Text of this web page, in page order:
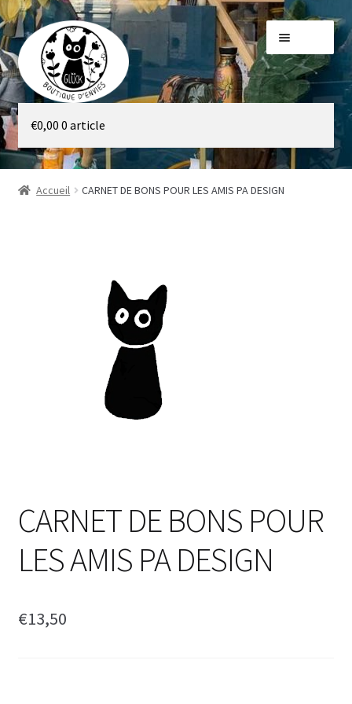
Aller
à
la
navigation
Aller
au
contenu
Galerie
Boutique
€0,00 0 article
Accueil CARNET DE BONS POUR LES AMIS PA DESIGN
CARNET DE BONS POUR
LES AMIS PA DESIGN
€13,50